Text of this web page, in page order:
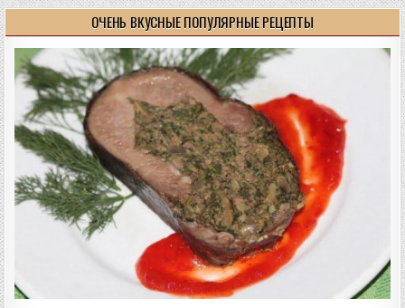
ОЧЕНЬ ВКУСНЫЕ ПОПУЛЯРНЫЕ РЕЦЕПТЫ